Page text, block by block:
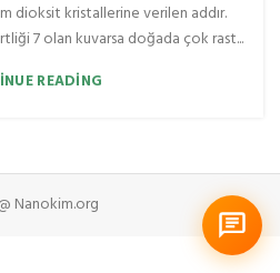
dioksit kristallerine verilen addır.
7 olan kuvarsa doğada çok rast...
READING
Nanokim.org